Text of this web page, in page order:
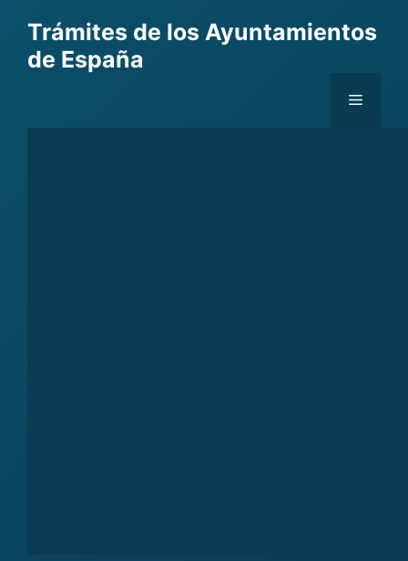
content
Trámites de los Ayuntamientos
de España
Menu